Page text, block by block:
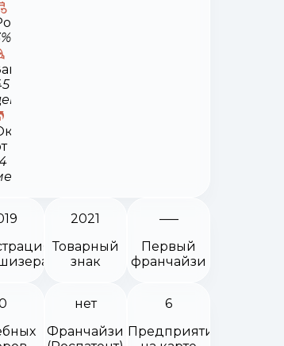
2021
Товарный
знак
Первый
франчайзи
нет
Франчайзи
6
Предприятий